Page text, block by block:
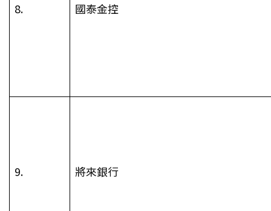
8. 國泰金控
9. 將來銀行